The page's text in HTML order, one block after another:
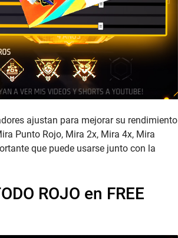
ajustan para mejorar su rendimiento
Punto Rojo, Mira 2x, Mira 4x, Mira
que puede usarse junto con la
ROJO en FREE